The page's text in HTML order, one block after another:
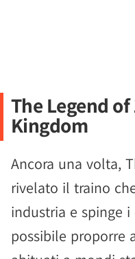
The Legend
Kingdom
Ancora una volta,
rivelato il traino
industria e spinge
possibile proporre